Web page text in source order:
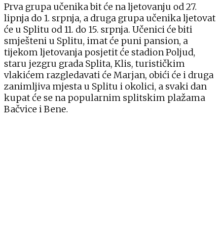
Prva grupa učenika bit će na ljetovanju od 27.
lipnja do 1. srpnja, a druga grupa učenika ljetovat
će u Splitu od 11. do 15. srpnja. Učenici će biti
smješteni u Splitu, imat će puni pansion, a
tijekom ljetovanja posjetit će stadion Poljud,
staru jezgru grada Splita, Klis, turističkim
vlakićem razgledavati će Marjan, obići će i druga
zanimljiva mjesta u Splitu i okolici, a svaki dan
kupat će se na popularnim splitskim plažama
Bačvice i Bene.